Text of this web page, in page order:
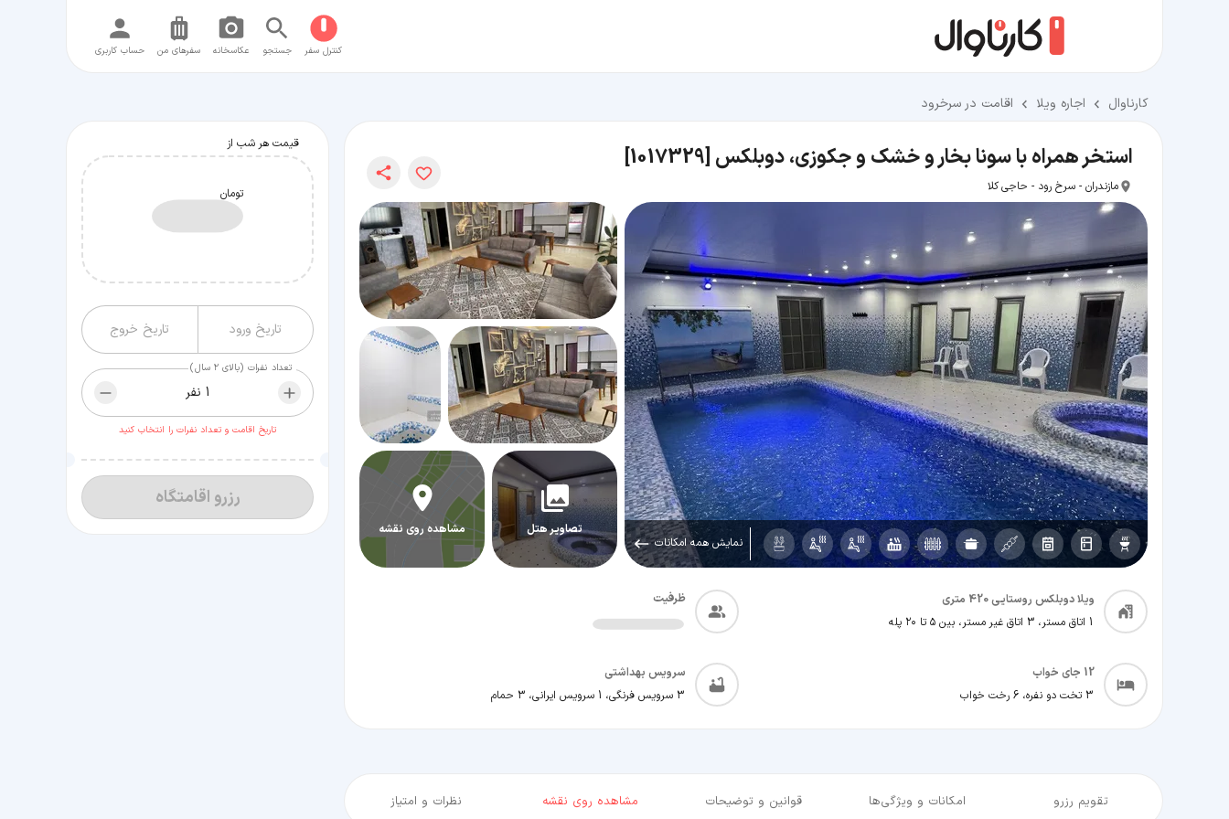
کنترل سفر جستجو عکاسخانه سفر‌های من حساب کاربری
کارناوال اجاره ویلا اقامت در سرخرود
استخر همراه با سونا بخار و خشك و جکوزی، دوبلکس [
1017329
]
مازندران - سرخ رود - حاجی کلا
نمایش همه امکانات
تصاویر هتل مشاهده روی نقشه
ویلا دوبلکس روستایی 420 متری
1 اتاق مستر، 3 اتاق غیر مستر، بین ۵ تا ۲۰ پله
ظرفیت
12 جای خواب
3 تخت دو نفره، 6 رخت خواب
سرویس بهداشتی
3 سرویس فرنگی، 1 سرویس ایرانی، 3 حمام
تقویم رزرو امکانات و ویژگی‌ها قوانین و توضیحات مشاهده روی نقشه نظرات و امتیاز
قیمت هر شب از
تومان
تعداد نفرات (بالای ۲ سال)
تاریخ اقامت و تعداد نفرات را انتخاب کنید
رزرو اقامتگاه